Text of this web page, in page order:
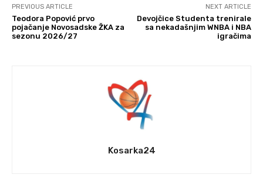
PREVIOUS ARTICLE
Teodora Popović prvo
pojačanje Novosadske ŽKA za
sezonu 2026/27
NEXT ARTICLE
Devojčice Studenta trenirale
sa nekadašnjim WNBA i NBA
igračima
Kosarka24